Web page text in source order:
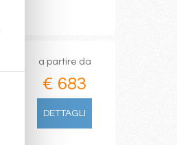
a partire da
€ 683
DETTAGLI